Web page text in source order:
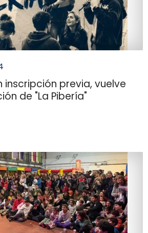
inscripción previa, vuelve
de "La Pibería"